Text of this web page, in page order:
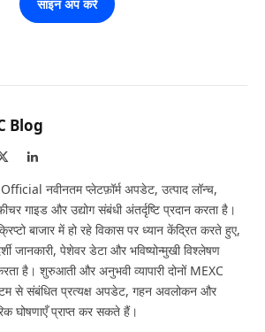
साइन अप करें
Blog
LinkedIn
नवीनतम प्लेटफ़ॉर्म अपडेट, उत्पाद लॉन्च,
गाइड और उद्योग संबंधी अंतर्दृष्टि प्रदान करता है।
बाजार में हो रहे विकास पर ध्यान केंद्रित करते हुए,
जानकारी, पेशेवर डेटा और भविष्योन्मुखी विश्लेषण
है। शुरुआती और अनुभवी व्यापारी दोनों MEXC
से संबंधित प्रत्यक्ष अपडेट, गहन अवलोकन और
घोषणाएँ प्राप्त कर सकते हैं।